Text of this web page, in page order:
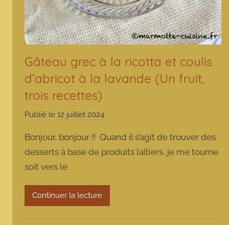
Gâteau grec à la ricotta et coulis
d’abricot à la lavande (Un fruit,
trois recettes)
Publié le 12 juillet 2024
r
m
o
Bonjour, bonjour !! Quand il s’agit de trouver des
desserts à base de produits laitiers, je me tourne
soit vers le
Continuer la lecture